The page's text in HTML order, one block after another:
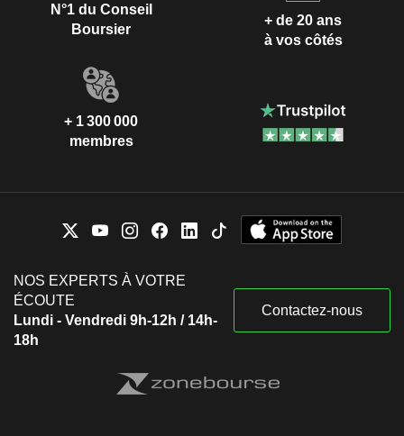
N°1 du Conseil
Boursier
+ de 20 ans
à vos côtés
+ 1 300 000
membres
NOS EXPERTS À VOTRE
ÉCOUTE
Lundi - Vendredi 9h-12h / 14h-
18h
Contactez-nous